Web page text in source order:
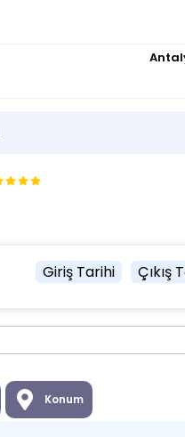
Giriş Tarihi Çıkış
Konum